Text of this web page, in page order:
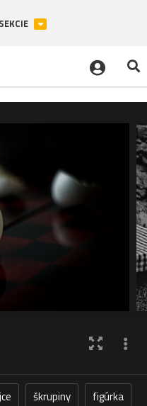
škrupiny
figúrka